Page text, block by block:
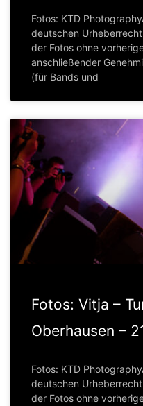
Fotos: KTD
deutschen
der Fotos ohne
anschließender
(für Bands und
Fotos: Vitja –
Oberhausen –
Fotos: KTD
deutschen
der Fotos ohne